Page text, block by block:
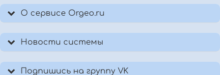
О сервисе Orgeo.ru
Новости системы
Подпишись на группу VK